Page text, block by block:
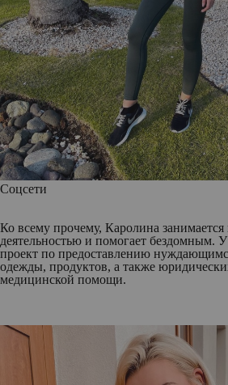
Соцсети
Ко всему прочему, Каролина занимается
деятельностью и помогает бездомным.
проект по предоставлению
одежды, продуктов, а также
медицинской помощи.